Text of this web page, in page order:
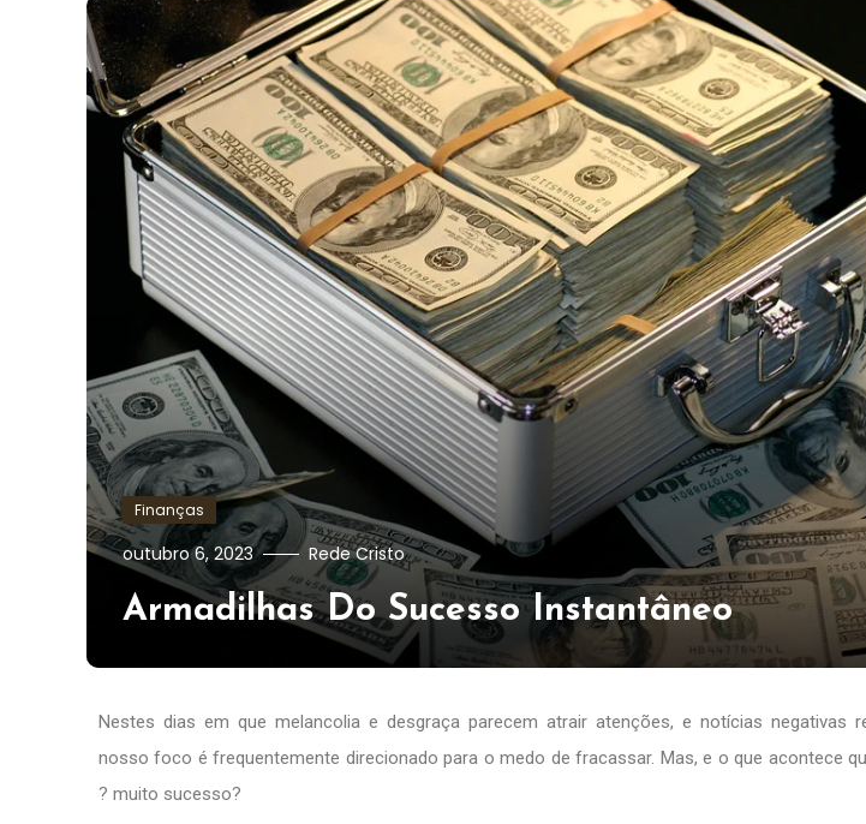
Finanças
outubro 6, 2023 Rede Cristo
Armadilhas Do Sucesso Instantâneo
Nestes dias em que melancolia e desgraça parecem atrair atenções, e notícias negativas
nosso foco é frequentemente direcionado para o medo de fracassar. Mas, e o que acontece
? muito sucesso?